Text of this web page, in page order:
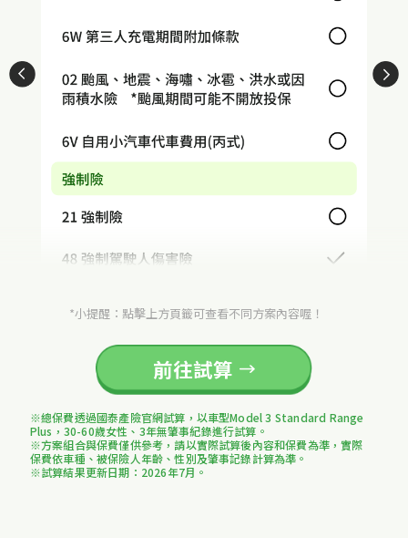
前往試算
*小提醒：點擊上方頁籤可查看不同方案內容喔！
※總保費透過國泰產險官網試算，以車型Model 3 Standard Range
Plus，30-60歲女性、3年無肇事紀錄進行試算。
※方案組合與保費僅供參考，請以實際試算後內容和保費為準，實際
保費依車種、被保險人年齡、性別及肇事記錄計算為準。
※試算結果更新日期：2026年7月。